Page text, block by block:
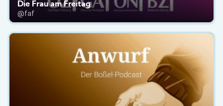
Die Frau am Freitag
@faf